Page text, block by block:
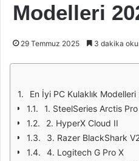
Modelleri
29 Temmuz 2025 3 dakika
En İyi PC Kulaklık
1. SteelSeries Arctis Pro
2. HyperX Cloud II
3. Razer BlackShark
4. Logitech G Pro X